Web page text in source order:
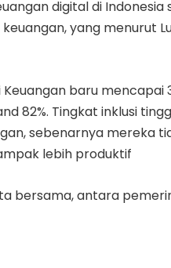
digital di
yang menurut
baru mencapai
82%. Tingkat inklusi
sebenarnya mereka
lebih produktif
bersama, antara